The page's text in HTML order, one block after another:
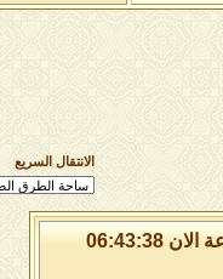
الانتقال السريع
الجمعة 7 من اغسطس 2026 , الساعة الان 06:43:38